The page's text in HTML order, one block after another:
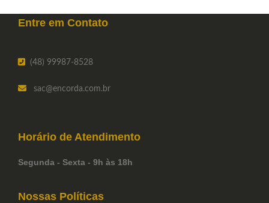
Entre em Contato
(48) 99987-8528
sac@encorda.com.br
Horário de Atendimento
Segunda - Sexta - 9h às 18h
Nossas Políticas